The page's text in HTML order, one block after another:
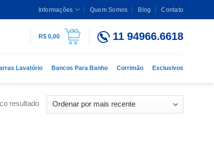
Informações Quem Somos Blog Contato
R$ 0,00 11 94966.6618
Lavatório Bancos Para Banho Corrimão Exclusivos
resultado